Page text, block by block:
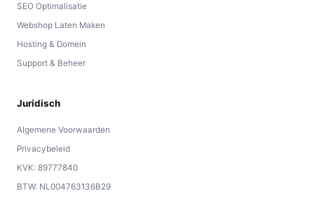
SEO Optimalisatie
Webshop Laten Maken
Hosting & Domein
Support & Beheer
Juridisch
Algemene Voorwaarden
Privacybeleid
KVK: 89777840
BTW: NL004763136B29